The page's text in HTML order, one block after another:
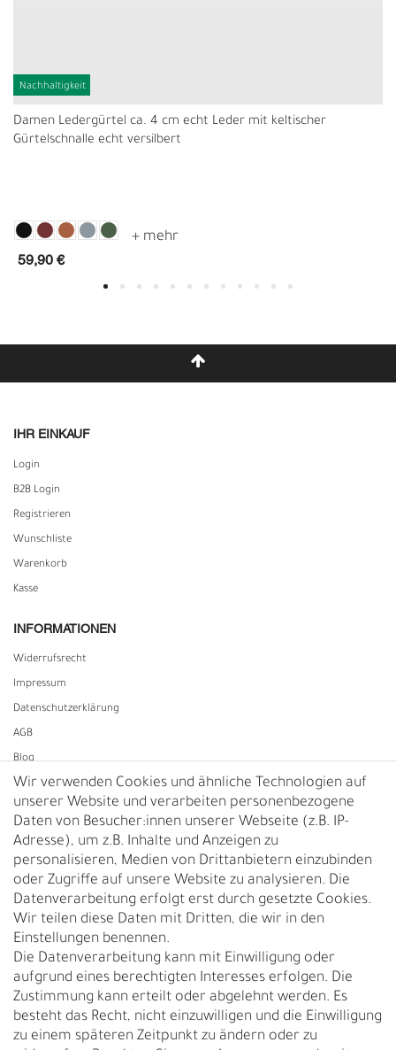
Nachhaltigkeit
Damen Ledergürtel ca. 4 cm echt Leder mit keltischer
Gürtelschnalle echt versilbert
59,90 €
IHR EINKAUF
Login
B2B Login
Registrieren
Wunschliste
Warenkorb
Kasse
INFORMATIONEN
Widerrufs­recht
Impressum
Daten­schutz­erklärung
AGB
Blog
Vertrag widerrufen
UNTERNEHMEN
Nachhaltigkeit
Kontakt
Über uns
Rückgabe
Gürtelgröße messen
Garantie
GESCHÄFTSKUNDEN & HÄNDLER
Wir verwenden Cookies und ähnliche Technologien auf
unserer Website und verarbeiten personenbezogene
Daten von Besucher:innen unserer Webseite (z.B. IP-
Adresse), um z.B. Inhalte und Anzeigen zu
personalisieren, Medien von Drittanbietern einzubinden
oder Zugriffe auf unsere Website zu analysieren. Die
Datenverarbeitung erfolgt erst durch gesetzte Cookies.
Wir teilen diese Daten mit Dritten, die wir in den
Einstellungen benennen.
Die Datenverarbeitung kann mit Einwilligung oder
aufgrund eines berechtigten Interesses erfolgen. Die
Zustimmung kann erteilt oder abgelehnt werden. Es
besteht das Recht, nicht einzuwilligen und die Einwilligung
zu einem späteren Zeitpunkt zu ändern oder zu